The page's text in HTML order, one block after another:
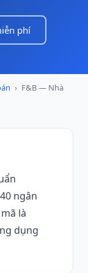
phí
› F&B — Nhà
ngân
là
dụng